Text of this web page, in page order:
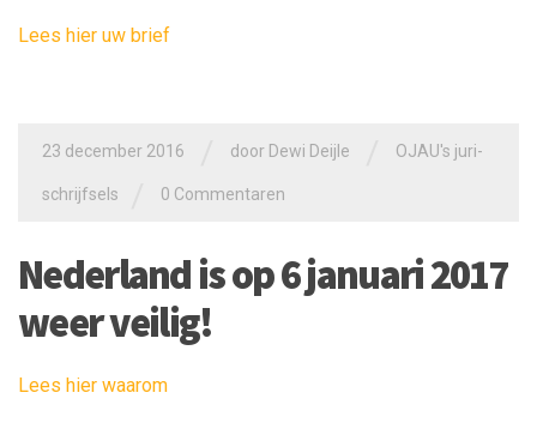
Lees hier uw brief
23 december 2016 door Dewi Deijle OJAU's juri-
schrijfsels 0 Commentaren
Nederland is op 6 januari 2017
weer veilig!
Lees hier waarom